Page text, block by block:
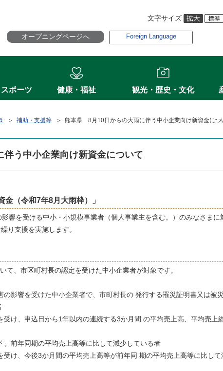
文字サイズ
オープニングページへ Foreign Language
ポーツ 健康・福祉 観光・歴史・文化
＞ 補助・支援等 ＞ 熊本県 8月10日からの大雨に伴う中小企業向け新資金につ
う中小企業向け新資金について
（令和7年8月大雨枠）」
響を受ける中小・小規模事業者（個人事業主を含む。）のみなさま
り支援を実施します。
、市区町村長の認定を受けた中小企業者が対象です。
影響を受けた中小企業者で、市町村長の 発行する罹災証明書又は被
、申込日から1年以内の連続する3か月間 の平均売上高、平均売上
年同期の平均売上高等に比して減少している者
、今後3か月間の平均売上高等が前年同 期の平均売上高等に比して